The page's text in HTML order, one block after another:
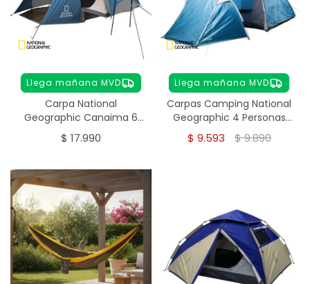
Llega mañana MVD
Carpa National
Geographic Canaima 6
Personas
$ 17.990
Llega mañana MVD
Carpas Camping National
Geographic 4 Personas
Vancouver
$ 9.593 $9.890